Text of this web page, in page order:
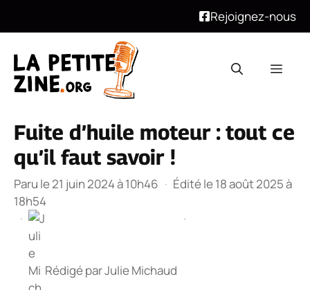
Rejoignez-nous
contenu
Fuite d’huile moteur : tout ce
qu’il faut savoir !
Paru le 21 juin 2024 à 10h46 · Édité le 18 août 2025 à
18h54
·
Rédigé parJulie Michaud
·